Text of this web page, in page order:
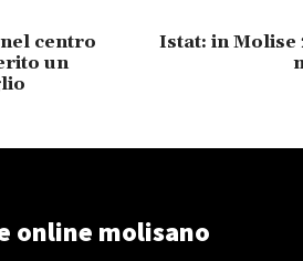
centro
un
Istat: in Molise
online molisano